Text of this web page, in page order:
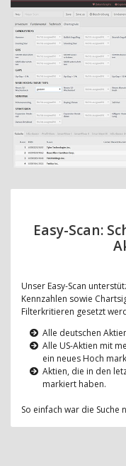
Easy-Scan:
Unser Easy-Scan
Kennzahlen sowie
Filterkritieren gesetzt
Alle deutschen
Alle US-Aktien mit
ein neues Hoch
Aktien, die in den
markiert haben.
So einfach war die Suche